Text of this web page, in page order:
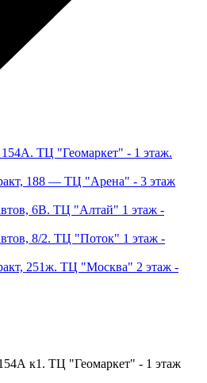
ТЦ "Геомаркет" - 1 этаж.
188 — ТЦ "Арена" - 3 этаж
6В. ТЦ "Алтай" 1 этаж -
8/2. ТЦ "Поток" 1 этаж -
251ж. ТЦ "Москва" 2 этаж -
к1. ТЦ "Геомаркет" - 1 этаж